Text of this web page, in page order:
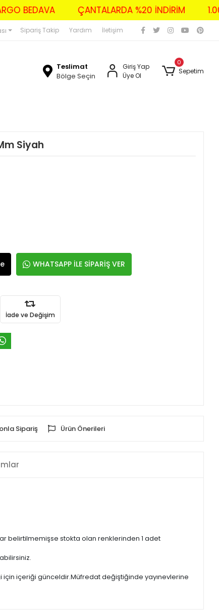
BEDAVA ÇANTALARDA %20 İNDİRİM
Sipariş Takip Yardım İletişim
Teslimat
Bölge Seçin
Giriş Yap
Üye Ol
0
Sepetim
Siyah
WHATSAPP İLE SİPARİŞ VER
İade ve Değişim
Sipariş Ürün Önerileri
belirtilmemişse stokta olan renklerinden 1 adet
için içeriği günceldir.Müfredat değiştiğinde yayınevlerine